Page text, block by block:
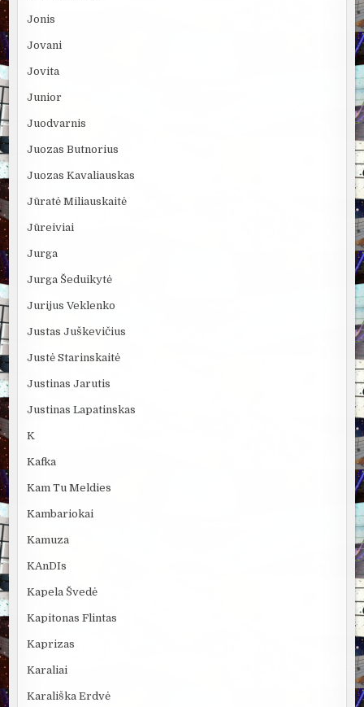
Jonis
Jovani
Jovita
Junior
Juodvarnis
Juozas Butnorius
Juozas Kavaliauskas
Jūratė Miliauskaitė
Jūreiviai
Jurga
Jurga Šeduikytė
Jurijus Veklenko
Justas Juškevičius
Justė Starinskaitė
Justinas Jarutis
Justinas Lapatinskas
K
Kafka
Kam Tu Meldies
Kambariokai
Kamuza
KAnDIs
Kapela Švedė
Kapitonas Flintas
Kaprizas
Karaliai
Karališka Erdvė